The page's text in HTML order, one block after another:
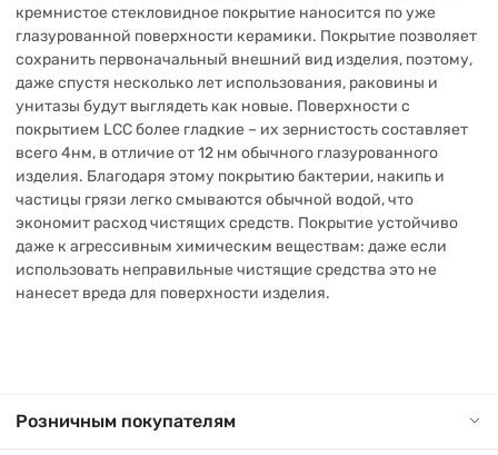
кремнистое стекловидное покрытие наносится по уже
глазурованной поверхности керамики. Покрытие позволяет
сохранить первоначальный внешний вид изделия, поэтому,
даже спустя несколько лет использования, раковины и
унитазы будут выглядеть как новые. Поверхности с
покрытием LCC более гладкие – их зернистость составляет
всего 4нм, в отличие от 12 нм обычного глазурованного
изделия. Благодаря этому покрытию бактерии, накипь и
частицы грязи легко смываются обычной водой, что
экономит расход чистящих средств. Покрытие устойчиво
даже к агрессивным химическим веществам: даже если
использовать неправильные чистящие средства это не
нанесет вреда для поверхности изделия.
Розничным покупателям